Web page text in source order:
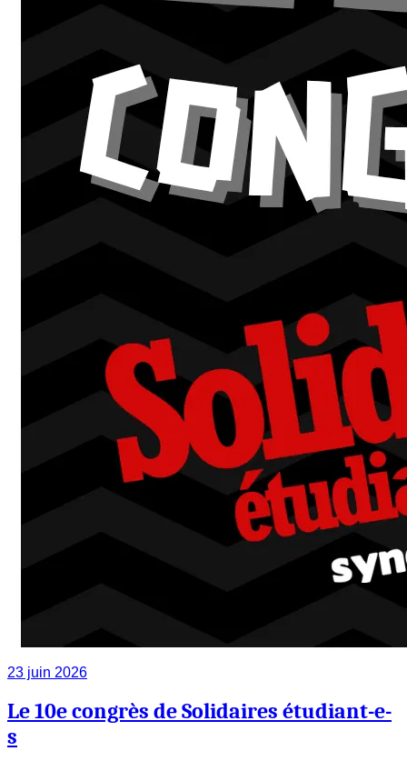
23 juin 2026
Le 10e congrès de Solidaires étudiant-e-
s